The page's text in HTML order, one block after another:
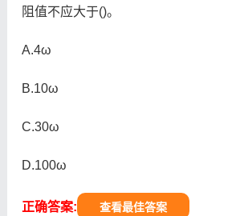
阻值不应大于()。
A.4ω
B.10ω
C.30ω
D.100ω
正确答案: 查看最佳答案